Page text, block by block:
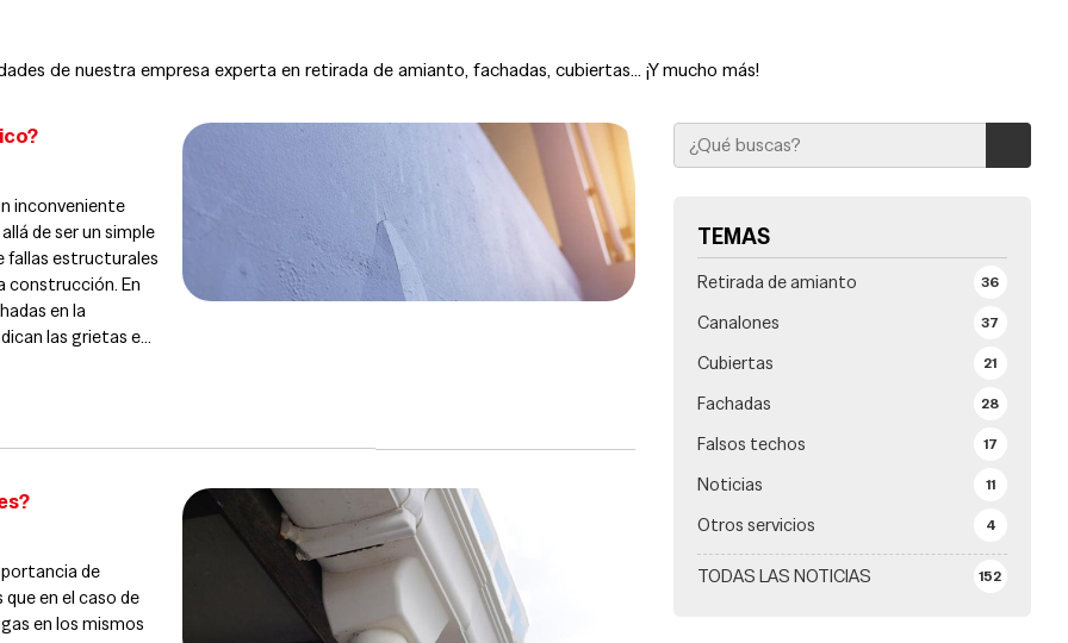
de nuestra empresa experta en retirada de amianto, fachadas, cubiertas... ¡Y mucho más!
TEMAS
TODAS LAS NOTICIAS 152
Retirada de amianto 36
Canalones 37
Cubiertas 21
Fachadas 28
Falsos techos 17
Noticias 11
Otros servicios 4
inconveniente
de ser un simple
fallas estructurales
construcción. En
en la
las grietas en
de
en el caso de
en los mismos